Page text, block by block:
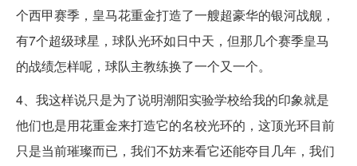
个西甲赛季，皇马花重金打造了一艘超豪华的银河战舰，
有7个超级球星，球队光环如日中天，但那几个赛季皇马
的战绩怎样呢，球队主教练换了一个又一个。
4、我这样说只是为了说明潮阳实验学校给我的印象就是
他们也是用花重金来打造它的名校光环的，这顶光环目前
只是当前璀璨而已，我们不妨来看它还能夺目几年，我们